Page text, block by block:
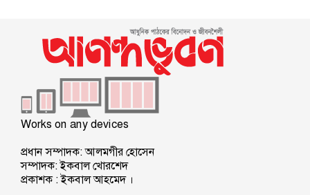
Works on any devices
প্রধান সম্পাদক: আলমগীর হোসেন
সম্পাদক: ইকবাল খোরশেদ
প্রকাশক : ইকবাল আহমেদ ।